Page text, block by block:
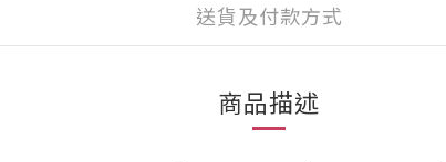
送貨及付款方式
商品描述